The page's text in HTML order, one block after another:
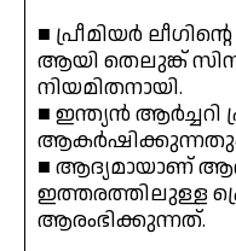
■ പ്രീമിയർ
ആയി തെലുങ്ക്
നിയമിതനായി.
■ ഇന്ത്യൻ
■ ആദ്യമായാണ്
ഇത്തരത്തിലുള്ള
ആരംഭിക്കുന്നത്.